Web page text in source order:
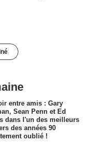
entre amis : Gary
Sean Penn et Ed
dans l'un des meilleurs
des années 90
oublié !